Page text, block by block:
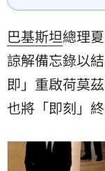
巴基斯坦總理
諒解備忘錄以
即」重啟荷莫
也將「即刻」終